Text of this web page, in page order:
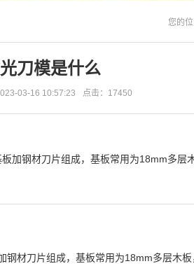
您的位
刀模是什么
03-16 10:57:23 点击：17450
加钢材刀片组成，基板常用为18mm多层
材刀片组成，基板常用为18mm多层木